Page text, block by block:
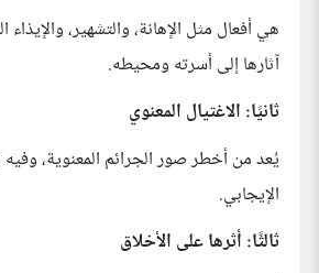
هي أفعال مثل الإهانة، والتشهير،
آثارها إلى أسرته ومحيطه.
ثانيًا: الاغتيال المعنوي
يُعد من أخطر صور الجرائم المعنوية،
الإيجابي.
ثالثًا: أثرها على الأخلاق